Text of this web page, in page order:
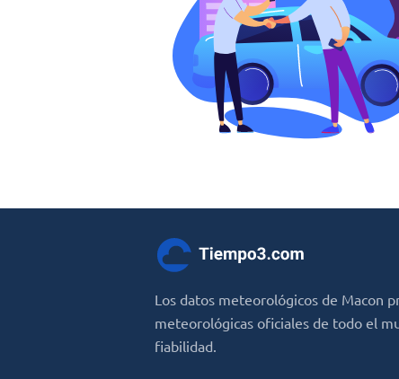
Los datos meteorológicos de Macon
meteorológicas oficiales de todo el
fiabilidad.